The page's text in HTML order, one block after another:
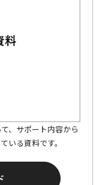
、サポート内容から
いる資料です。